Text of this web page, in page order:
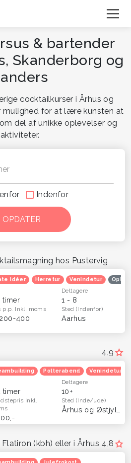
& bartender
Skanderborg og
cocktailkurser i Århus og
mulighed for at lære kunsten at
del af unikke oplevelser og
aktiviteter.
Indenfor
hos Pustervig
idéer Herretur Venindetur
timer
Deltagere
1 - 8
p.p. Inkl. moms
400
Sted(Indenfor)
Aarhus
4,9
Polterabend Venindetur
timer
Deltagere
10+
Inkl.
Sted(Inde/ude)
4,8
(kbh) eller i Århus